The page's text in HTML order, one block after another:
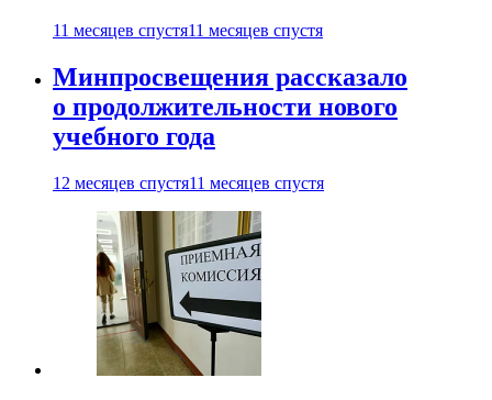
11 месяцев спустя11 месяцев спустя
Минпросвещения рассказало
о продолжительности нового
учебного года
12 месяцев спустя11 месяцев спустя